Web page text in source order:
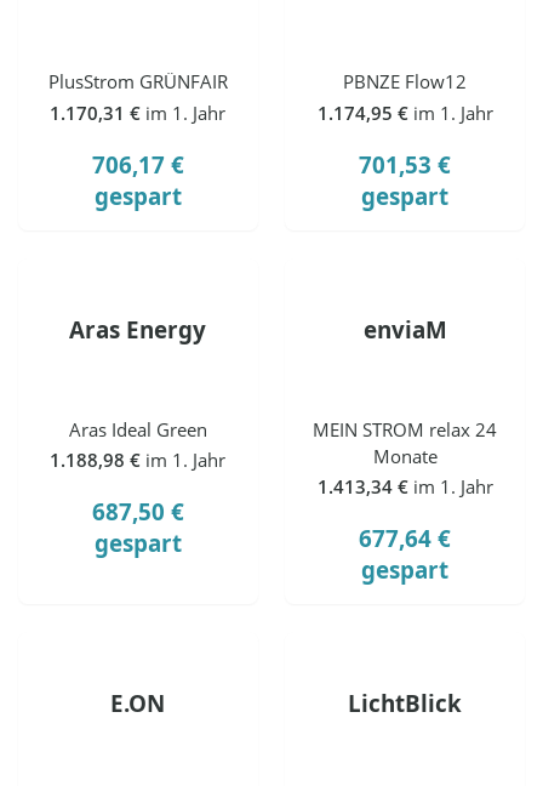
PlusStrom GRÜNFAIR
1.170,31 € im 1. Jahr
706,17 €
gespart
PBNZE Flow12
1.174,95 € im 1. Jahr
701,53 €
gespart
Aras Energy
Aras Ideal Green
1.188,98 € im 1. Jahr
687,50 €
gespart
enviaM
MEIN STROM relax 24
Monate
1.413,34 € im 1. Jahr
677,64 €
gespart
E.ON LichtBlick